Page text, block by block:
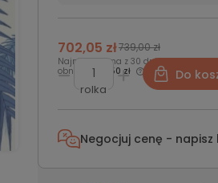
702,05 zł739,00 zł
Najniższa cena z 30 dni przed
obniżką:712,50 zł
rolka
Do
Negocjuj cenę - napisz